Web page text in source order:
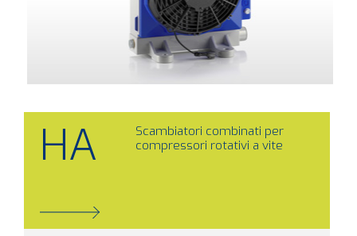
HA
Scambiatori combinati per
compressori rotativi a vite